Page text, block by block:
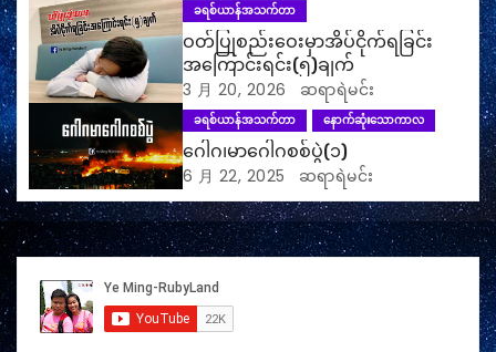
ခရစ်ယာန်အသက်တာ
ဝတ်ပြုစည်းဝေးမှာအိပ်ငိုက်ရခြင်း
အကြောင်းရင်း(၅)ချက်
3 月 20, 2026 ဆရာရဲမင်း
ခရစ်ယာန်အသက်တာ နောက်ဆုံးသောကာလ
ဂေါဂ၊မာဂေါဂစစ်ပွဲ(၁)
6 月 22, 2025 ဆရာရဲမင်း